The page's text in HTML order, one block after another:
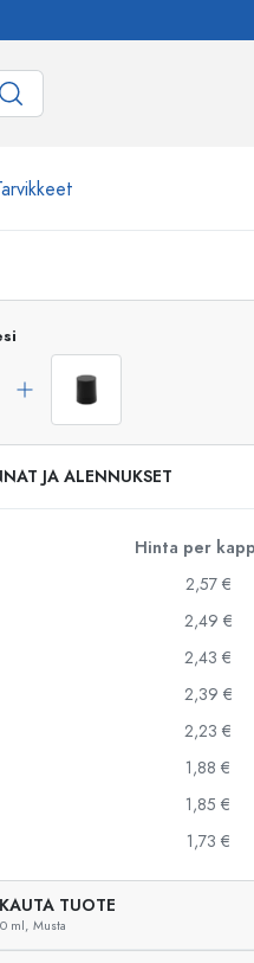
JA ALENNUKSET
Hinta per
2,57 €
2,49 €
2,43 €
2,39 €
2,23 €
1,88 €
1,85 €
1,73 €
TUOTE
ml, Musta